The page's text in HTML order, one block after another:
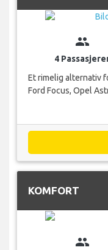
group
4
Et rimelig alternativ
Ford Focus, Opel
KOMFORT
group